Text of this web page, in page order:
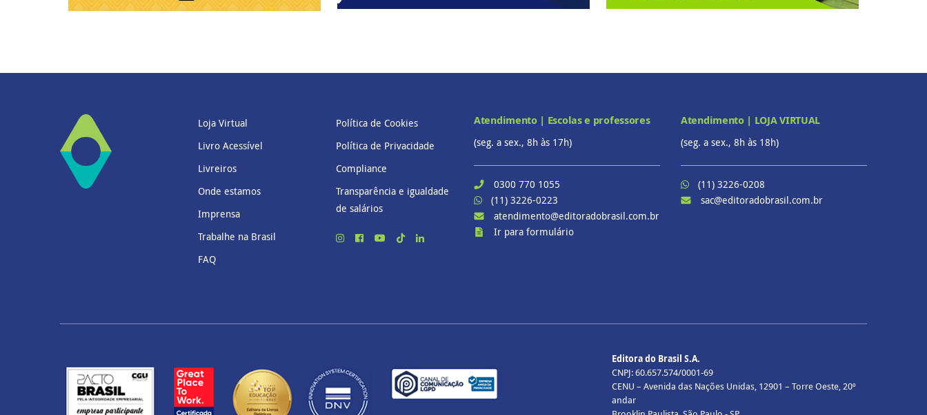
Loja Virtual
Livro Acessível
Livreiros
Onde estamos
Imprensa
Trabalhe na Brasil
FAQ
Política de Cookies
Política de Privacidade
Compliance
Transparência e igualdade
de salários
Atendimento | Escolas e professores
(seg. a sex., 8h às 17h)
0300 770 1055
(11) 3226-0223
atendimento@editoradobrasil.com.br
Ir para formulário
Atendimento | LOJA VIRTUAL
(seg. a sex., 8h às 18h)
(11) 3226-0208
sac@editoradobrasil.com.br
Editora do Brasil S.A.
CNPJ: 60.657.574/0001-69
CENU – Avenida das Nações Unidas, 12901 – Torre Oeste, 20º
andar